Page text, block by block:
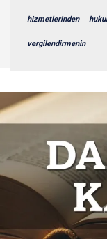
hizmetlerinden
vergilendirmenin